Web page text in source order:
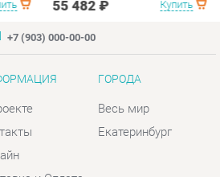
и Оплата
Весь мир
Екатеринбург